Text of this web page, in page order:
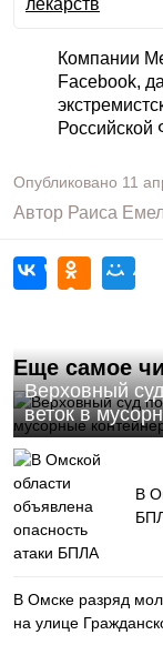
Компании
Facebook,
Российской
Опубликовано 11
Автор Раиса
Еще самое
Верховный
веток в
В
В Омске разряд
на улице